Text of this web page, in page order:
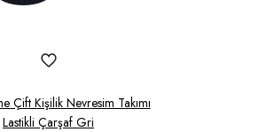
Çift Kişilik Nevresim Takımı
Lastikli Çarşaf Gri